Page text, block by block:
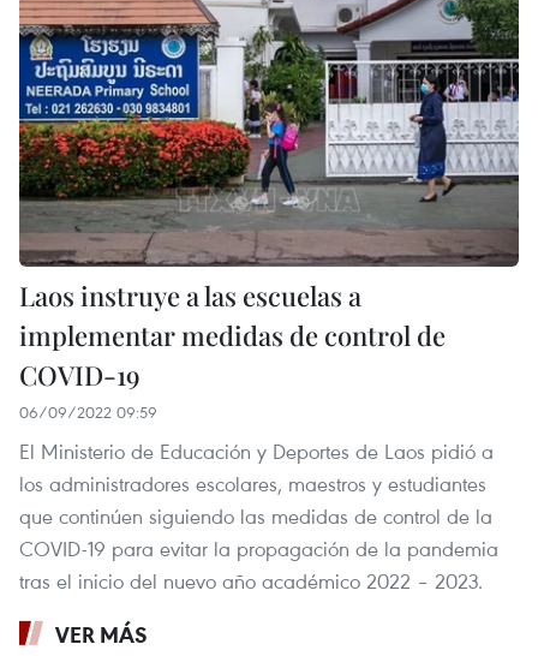
Laos instruye a las escuelas a
implementar medidas de control de
COVID-19
06/09/2022 09:59
El Ministerio de Educación y Deportes de Laos pidió a
los administradores escolares, maestros y estudiantes
que continúen siguiendo las medidas de control de la
COVID-19 para evitar la propagación de la pandemia
tras el inicio del nuevo año académico 2022 – 2023.
VER MÁS